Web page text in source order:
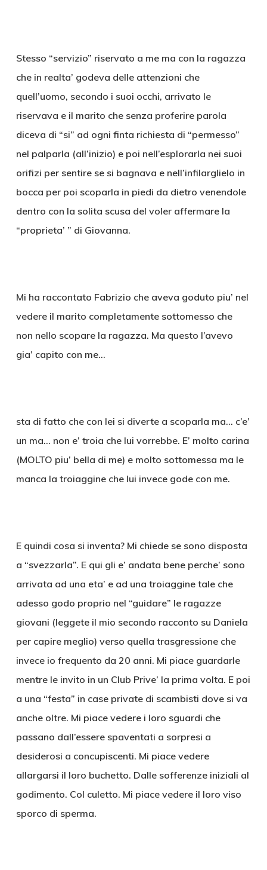
Stesso “servizio” riservato a me ma con la ragazza
che in realta’ godeva delle attenzioni che
quell’uomo, secondo i suoi occhi, arrivato le
riservava e il marito che senza proferire parola
diceva di “si” ad ogni finta richiesta di “permesso”
nel palparla (all’inizio) e poi nell’esplorarla nei suoi
orifizi per sentire se si bagnava e nell’infilarglielo in
bocca per poi scoparla in piedi da dietro venendole
dentro con la solita scusa del voler affermare la
“proprieta’ ” di Giovanna.
Mi ha raccontato Fabrizio che aveva goduto piu’ nel
vedere il marito completamente sottomesso che
non nello scopare la ragazza. Ma questo l’avevo
gia’ capito con me…
sta di fatto che con lei si diverte a scoparla ma… c’e’
un ma… non e’ troia che lui vorrebbe. E’ molto carina
(MOLTO piu’ bella di me) e molto sottomessa ma le
manca la troiaggine che lui invece gode con me.
E quindi cosa si inventa? Mi chiede se sono disposta
a “svezzarla”. E qui gli e’ andata bene perche’ sono
arrivata ad una eta’ e ad una troiaggine tale che
adesso godo proprio nel “guidare” le ragazze
giovani (leggete il mio secondo racconto su Daniela
per capire meglio) verso quella trasgressione che
invece io frequento da 20 anni. Mi piace guardarle
mentre le invito in un Club Prive’ la prima volta. E poi
a una “festa” in case private di scambisti dove si va
anche oltre. Mi piace vedere i loro sguardi che
passano dall’essere spaventati a sorpresi a
desiderosi a concupiscenti. Mi piace vedere
allargarsi il loro buchetto. Dalle sofferenze iniziali al
godimento. Col culetto. Mi piace vedere il loro viso
sporco di sperma.